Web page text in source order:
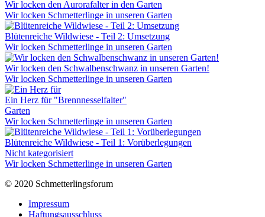
Wir locken den Aurorafalter in den Garten
Wir locken Schmetterlinge in unseren Garten
Blütenreiche Wildwiese - Teil 2: Umsetzung
Wir locken Schmetterlinge in unseren Garten
Wir locken den Schwalbenschwanz in unseren Garten!
Wir locken Schmetterlinge in unseren Garten
Ein Herz für "Brennnesselfalter"
Garten
Wir locken Schmetterlinge in unseren Garten
Blütenreiche Wildwiese - Teil 1: Vorüberlegungen
Nicht kategorisiert
Wir locken Schmetterlinge in unseren Garten
© 2020 Schmetterlingsforum
Impressum
Haftungsausschluss